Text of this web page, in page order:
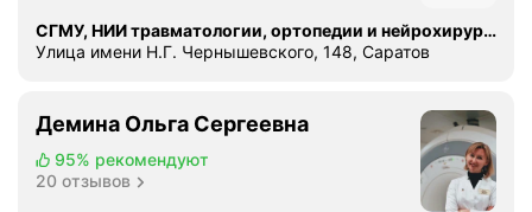
СГМУ, НИИ травматологии, ортопедии и нейрохирургии имени В.И. Разумовского
Улица имени Н.Г. Чернышевского, 148, Саратов
Демина Ольга Сергеевна
95% рекомендуют
20 отзывов